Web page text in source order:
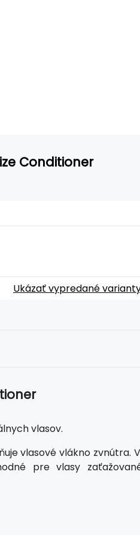
Conditioner
Ukázať vypredané
vlasov.
vlasové vlákno zvnútra.
pre vlasy